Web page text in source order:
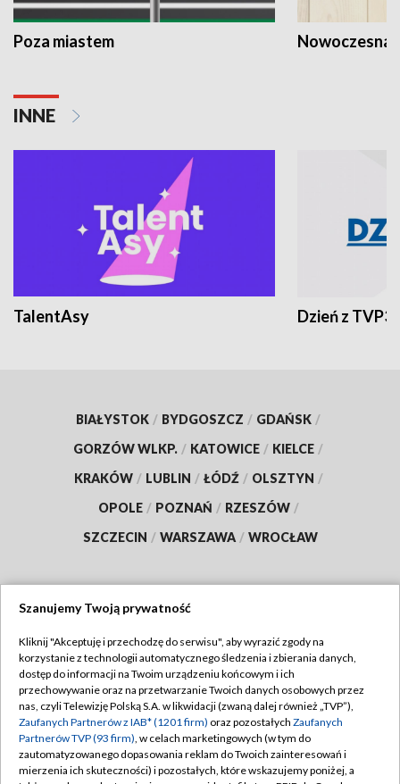
Poza miastem Nowoczesna
INNE
TalentAsy Dzień z TVP3
BIAŁYSTOK / BYDGOSZCZ / GDAŃSK /
GORZÓW WLKP. / KATOWICE / KIELCE /
KRAKÓW / LUBLIN / ŁÓDŹ / OLSZTYN /
OPOLE / POZNAŃ / RZESZÓW /
SZCZECIN / WARSZAWA / WROCŁAW
TVP
Abonament TVP
Emisja w TVP
Centrum informacji TVP
Naziemna Telewizja Cyfrowa
Regulamin TVP
Polityka prywatności
Moje zgody
Szanujemy Twoją prywatność
Kliknij "Akceptuję i przechodzę do serwisu", aby wyrazić zgody na
korzystanie z technologii automatycznego śledzenia i zbierania danych,
dostęp do informacji na Twoim urządzeniu końcowym i ich
przechowywanie oraz na przetwarzanie Twoich danych osobowych przez
nas, czyli Telewizję Polską S.A. w likwidacji (zwaną dalej również „TVP”),
Zaufanych Partnerów z IAB* (1201 firm) oraz pozostałych Zaufanych
Partnerów TVP (93 firm), w celach marketingowych (w tym do
zautomatyzowanego dopasowania reklam do Twoich zainteresowań i
mierzenia ich skuteczności) i pozostałych, które wskazujemy poniżej, a